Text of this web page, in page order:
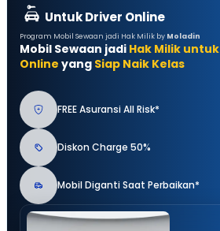
Untuk Driver Online
Program Mobil Sewaan jadi Hak Milik by Moladin
Mobil Sewaan jadi Hak Milik untuk
Online yang Siap Naik Kelas
FREE Asuransi All Risk*
Diskon Charge 50%
Mobil Diganti Saat Perbaikan*